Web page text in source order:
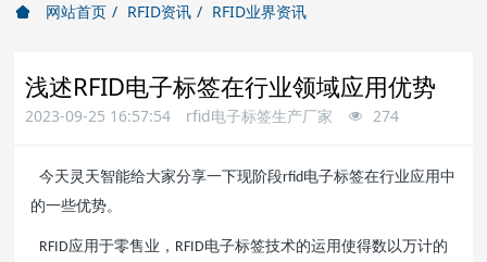
网站首页 RFID资讯 RFID业界资讯
浅述RFID电子标签在行业领域应用优势
2023-09-25 16:57:54 rfid电子标签生产厂家 274
今天灵天智能给大家分享一下现阶段rfid电子标签在行业应用中
的一些优势。
RFID应用于零售业， RFID电子标签技术的运用使得数以万计的